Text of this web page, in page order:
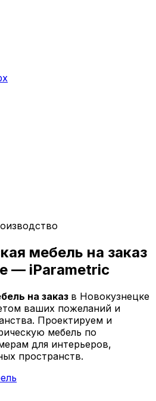
скамейки
кресла
стены и панно
столы
шезлонги
кашпо
мебель на заказ
— iParametric
на заказ в Новокузнецке
ваших пожеланий и
Проектируем и
мебель по
для интерьеров,
пространств.